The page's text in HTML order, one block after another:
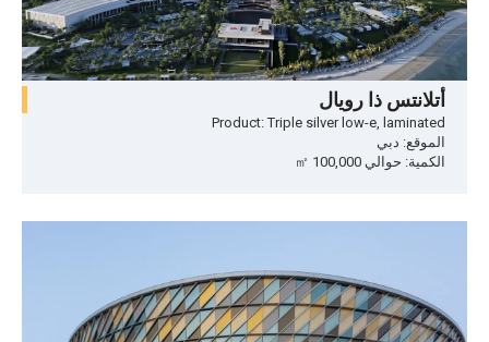
أتلانتس ذا رويال
Product: Triple silver low-e, laminated
الموقع: دبي
الكمية: حوالي 100,000 ㎡